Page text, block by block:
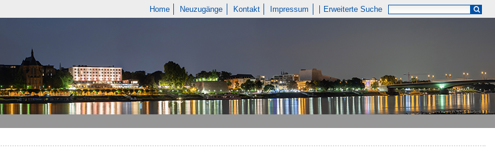
Home Neuzugänge Kontakt Impressum Erweiterte Suche